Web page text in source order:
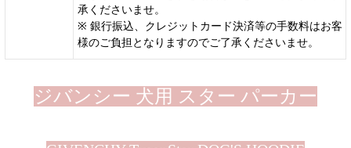
承くださいませ。
※ 銀行振込、クレジットカード決済等の手数料はお客
様のご負担となりますのでご了承くださいませ。
ジバンシー 犬用 スター パーカー